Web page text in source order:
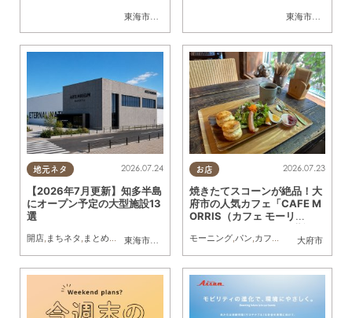
東海市
, 大府市 東海市大府市
地元ネタ
東海市
, 大府市 知多市,美浜町,南知多町
2026.07.24
【2026年7月更新】知多半島
にオープン予定の大型施設13
選
開店, まちネタ , まとめ記事
お店
大府市
2026.07.23
焼きたてスコーンが絶品！大
府市の人気カフェ「CAFE M
ORRIS（カフェ モーリ
てきた
モーニング,パン,カフェ ドライブ,観光